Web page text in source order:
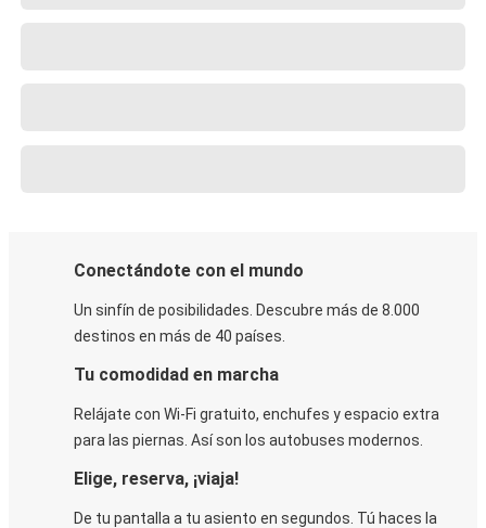
Conectándote con el mundo
Un sinfín de posibilidades. Descubre más de 8.000
destinos en más de 40 países.
Tu comodidad en marcha
Relájate con Wi-Fi gratuito, enchufes y espacio extra
para las piernas. Así son los autobuses modernos.
Elige, reserva, ¡viaja!
De tu pantalla a tu asiento en segundos. Tú haces la